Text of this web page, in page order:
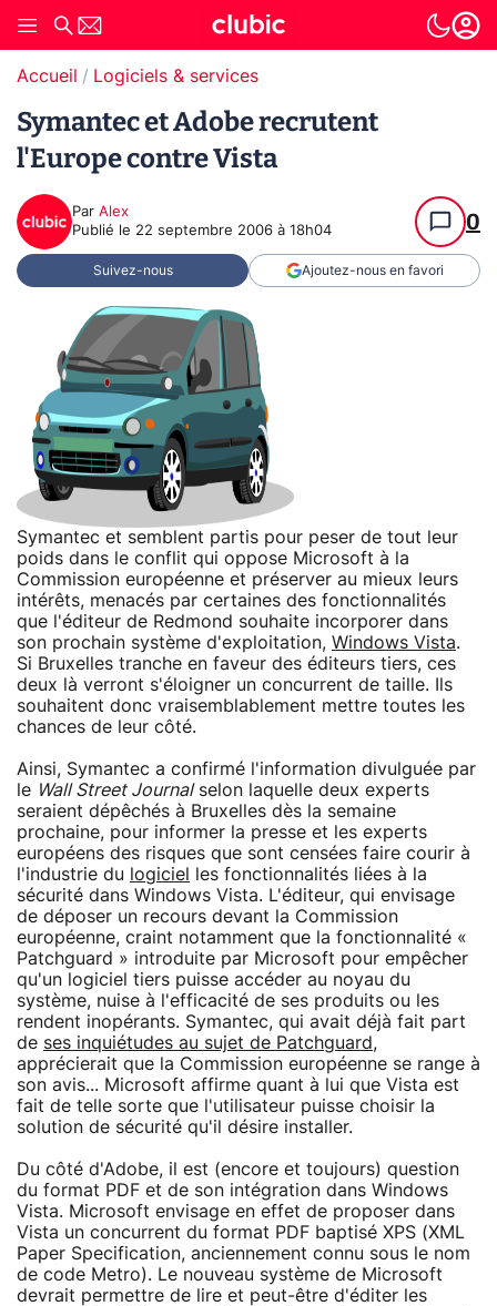
Accueil Logiciels & services
Symantec et Adobe recrutent
l'Europe contre Vista
Par Alex
Publié le 22 septembre 2006 à 18h04 0
Suivez-nous Ajoutez-nous en favori
Symantec et semblent partis pour peser de tout leur
poids dans le conflit qui oppose Microsoft à la
Commission européenne et préserver au mieux leurs
intérêts, menacés par certaines des fonctionnalités
que l'éditeur de Redmond souhaite incorporer dans
son prochain système d'exploitation, Windows Vista.
Si Bruxelles tranche en faveur des éditeurs tiers, ces
deux là verront s'éloigner un concurrent de taille. Ils
souhaitent donc vraisemblablement mettre toutes les
chances de leur côté.
Ainsi, Symantec a confirmé l'information divulguée par
le Wall Street Journalselon laquelle deux experts
seraient dépêchés à Bruxelles dès la semaine
prochaine, pour informer la presse et les experts
européens des risques que sont censées faire courir à
l'industrie du
logiciel
les fonctionnalités liées à la
sécurité dans Windows Vista. L'éditeur, qui envisage
de déposer un recours devant la Commission
européenne, craint notamment que la fonctionnalité «
Patchguard » introduite par Microsoft pour empêcher
qu'un logiciel tiers puisse accéder au noyau du
système, nuise à l'efficacité de ses produits ou les
rendent inopérants. Symantec, qui avait déjà fait part
de ses inquiétudes au sujet de Patchguard,
apprécierait que la Commission européenne se range à
son avis... Microsoft affirme quant à lui que Vista est
fait de telle sorte que l'utilisateur puisse choisir la
solution de sécurité qu'il désire installer.
Du côté d'Adobe, il est (encore et toujours) question
du format PDF et de son intégration dans Windows
Vista. Microsoft envisage en effet de proposer dans
Vista un concurrent du format PDF baptisé XPS (XML
Paper Specification, anciennement connu sous le nom
de code Metro). Le nouveau système de Microsoft
devrait permettre de lire et peut-être d'éditer les